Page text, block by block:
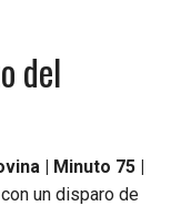
del
| Minuto 75 |
un disparo de